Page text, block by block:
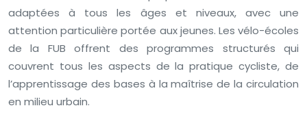
adaptées à tous les âges et niveaux, avec une
attention particulière portée aux jeunes. Les vélo-écoles
de la FUB offrent des programmes structurés qui
couvrent tous les aspects de la pratique cycliste, de
l’apprentissage des bases à la maîtrise de la circulation
en milieu urbain.